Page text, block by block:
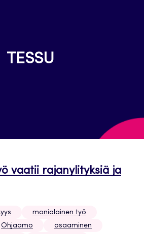
TESSU
vaatii rajanylityksiä ja
monialainen työ
Ohjaamo
osaaminen